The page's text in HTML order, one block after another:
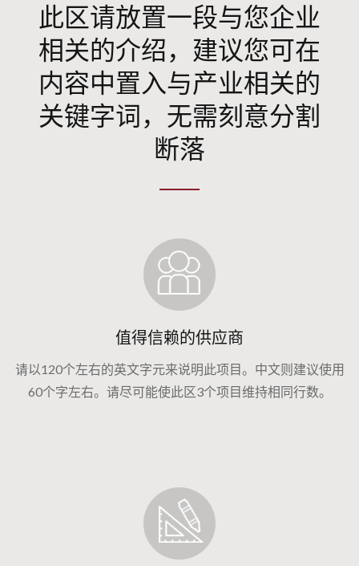
此区请放置一段与您企业
相关的介绍，建议您可在
内容中置入与产业相关的
关键字词，无需刻意分割
断落
值得信赖的供应商
请以120个左右的英文字元来说明此项目。中文则建议使用
60个字左右。请尽可能使此区3个项目维持相同行数。